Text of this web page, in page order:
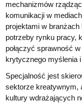
mechanizmów
komunikacji w
projektami w
potrzeby rynku pracy,
połączyć sprawność
krytycznego myślenia
Specjalność jest
sektorze kreatywnym,
kultury wdrażających